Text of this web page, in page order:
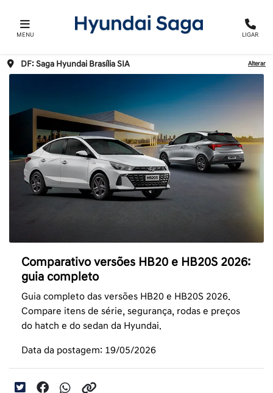
MENU LIGAR
DF: Saga Hyundai Brasília SIA Alterar
Comparativo versões HB20 e HB20S 2026:
guia completo
Guia completo das versões HB20 e HB20S 2026.
Compare itens de série, segurança, rodas e preços
do hatch e do sedan da Hyundai.
Data da postagem: 19/05/2026